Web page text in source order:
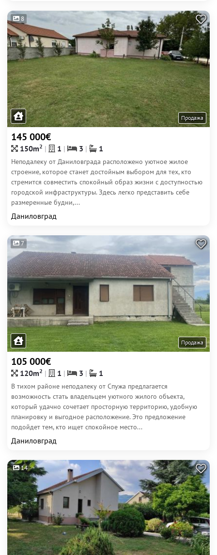
8
Продажа
145 000€
150m2 1 3 1
Неподалеку от Даниловграда расположено уютное жилое
строение, которое станет достойным выбором для тех, кто
стремится совместить спокойный образ жизни с доступностью
городской инфраструктуры. Здесь легко представить себе
размеренные будни,...
Даниловград
7
Продажа
105 000€
120m2 1 3 1
В тихом районе неподалеку от Спужа предлагается
возможность стать владельцем уютного жилого объекта,
который удачно сочетает просторную территорию, удобную
планировку и выгодное расположение. Это предложение
подойдет тем, кто ищет спокойное место...
Даниловград
14